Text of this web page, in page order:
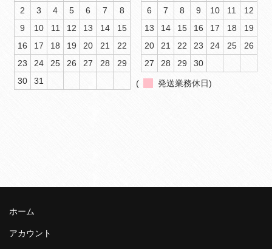
2
3 4 5 6 7
8
9
10 11 12 13 14
15
16
17 18 19 20 21
22
23
24 25 26 27 28
29
30
31
6
7 8 9 10 11
12
13
14 15 16 17 18
19
20
21 22 23 24 25
26
27
28 29 30
( 発送業務休日)
ホーム
アカウント